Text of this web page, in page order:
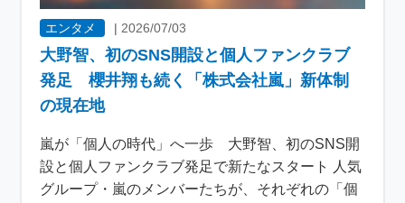
エンタメ | 2026/07/03
大野智、初のSNS開設と個人ファンクラブ
発足 櫻井翔も続く「株式会社嵐」新体制
の現在地
嵐が「個人の時代」へ一歩 大野智、初のSNS開
設と個人ファンクラブ発足で新たなスタート 人気
グループ・嵐のメンバーたちが、それぞれの「個